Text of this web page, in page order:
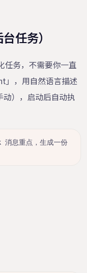
任务）
任务，不需要你一直
」，用自然语言描述
），启动后自动执
息重点，生成一份